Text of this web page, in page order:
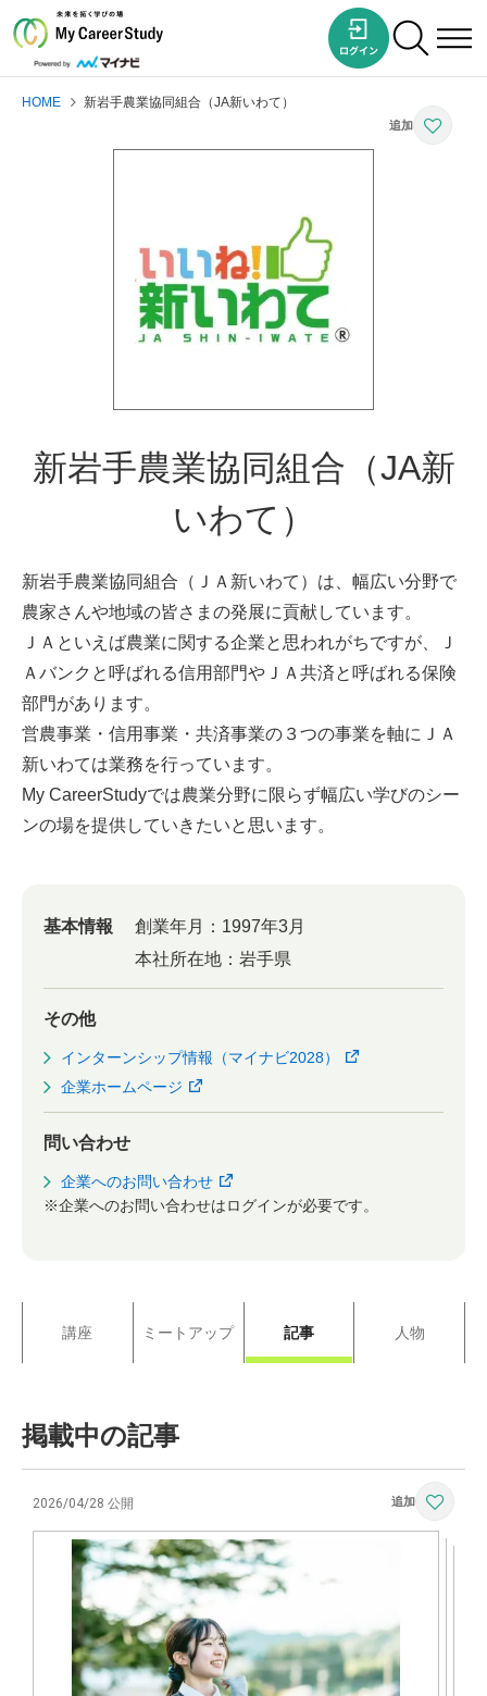
HOME 新岩手農業協同組合（JA新いわて）
新岩手農業協同組合（JA新
いわて）
新岩手農業協同組合（ＪＡ新いわて）は、幅広い分野で
農家さんや地域の皆さまの発展に貢献しています。
ＪＡといえば農業に関する企業と思われがちですが、Ｊ
Ａバンクと呼ばれる信用部門やＪＡ共済と呼ばれる保険
部門があります。
営農事業・信用事業・共済事業の３つの事業を軸にＪＡ
新いわては業務を行っています。
My CareerStudyでは農業分野に限らず幅広い学びのシー
ンの場を提供していきたいと思います。
基本情報 創業年月： 1997年3月
本社所在地： 岩手県
その他
インターンシップ情報（マイナビ2028）
企業ホームページ
問い合わせ
企業へのお問い合わせ
※企業へのお問い合わせはログインが必要です。
講座 ミートアップ 記事 人物
掲載中の記事
2026/04/28 公開